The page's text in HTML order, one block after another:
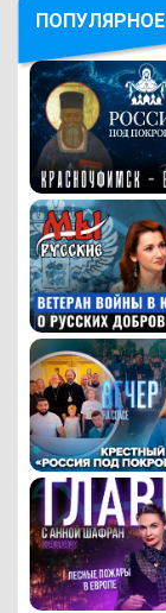
ПОПУЛЯРНОЕ